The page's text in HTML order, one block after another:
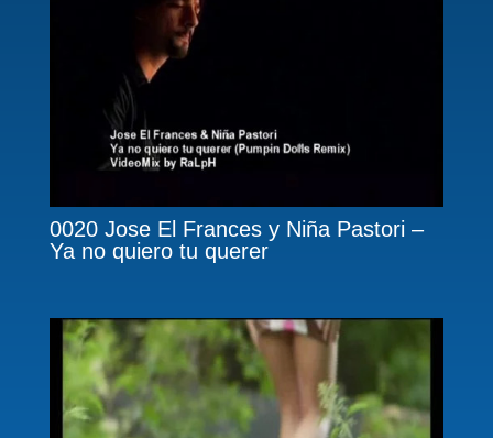
0020 Jose El Frances y Niña Pastori –
Ya no quiero tu querer